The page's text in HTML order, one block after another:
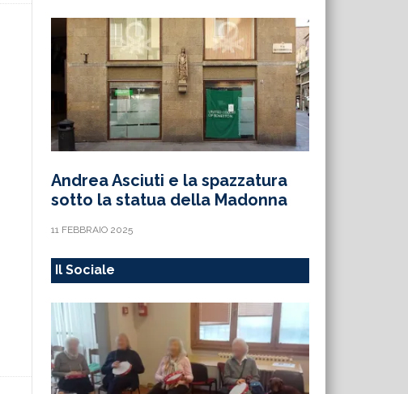
Andrea Asciuti e la spazzatura
sotto la statua della Madonna
11 FEBBRAIO 2025
Il Sociale